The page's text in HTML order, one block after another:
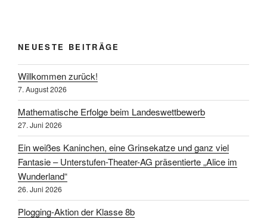
NEUESTE BEITRÄGE
Willkommen zurück!
7. August 2026
Mathematische Erfolge beim Landeswettbewerb
27. Juni 2026
Ein weißes Kaninchen, eine Grinsekatze und ganz viel
Fantasie – Unterstufen-Theater-AG präsentierte „Alice im
Wunderland“
26. Juni 2026
Plogging-Aktion der Klasse 8b